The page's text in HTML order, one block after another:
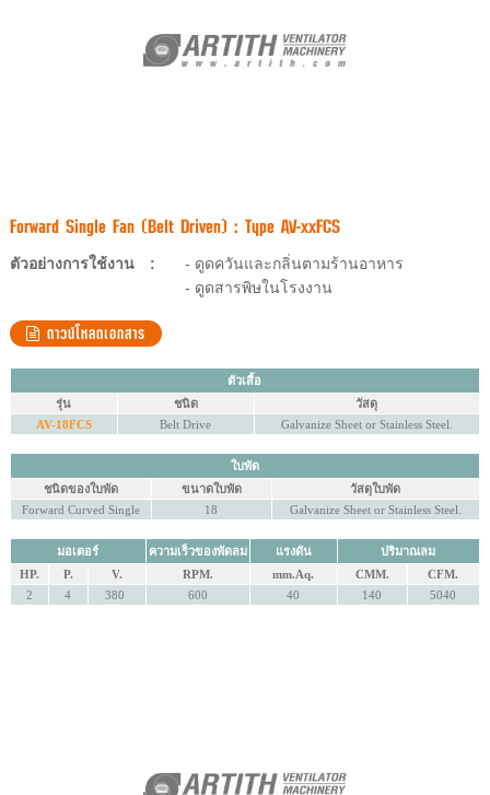
Forward Single Fan (Belt Driven) : Type AV-xxFCS
ตัวอย่างการใช้งาน :
- ดูดควันและกลิ่นตามร้านอาหาร
- ดูดสารพิษในโรงงาน
ดาวน์โหลดเอกสาร
ตัวเสื้อ
รุ่น
ชนิด
วัสดุ
AV-18FCS
Belt Drive Galvanize Sheet or Stainless Steel.
ใบพัด
ชนิดของใบพัด
ขนาดใบพัด
วัสดุใบพัด
Forward Curved Single
18 Galvanize Sheet or Stainless Steel.
มอเตอร์ ความเร็วของพัดลม แรงดัน
ปริมาณลม
HP.
P. V. RPM. mm.Aq. CMM.
CFM.
2
4 380 600 40 140 5040